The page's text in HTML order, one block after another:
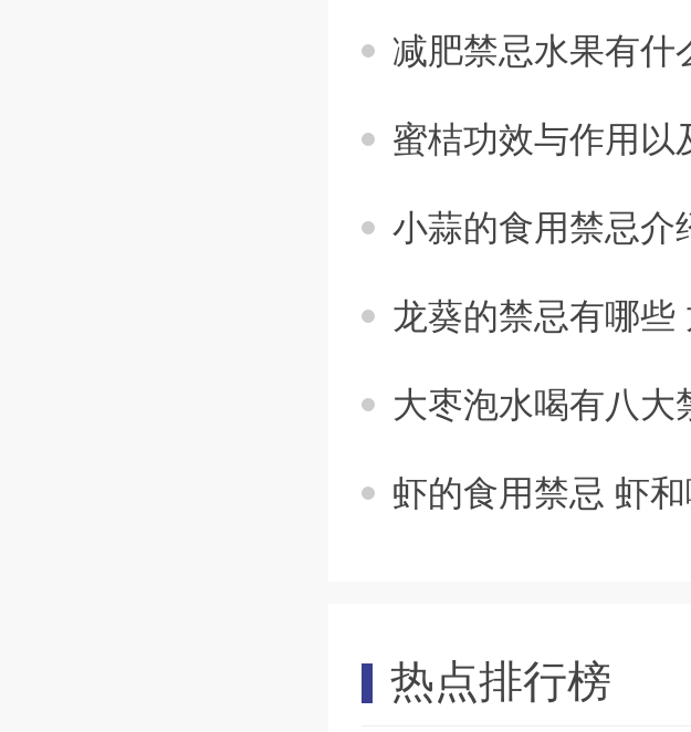
减肥禁忌水果有什
蜜桔功效与作用以及禁
小蒜的食用禁忌介
龙葵的禁忌有哪些
大枣泡水喝有八大禁
虾的食用禁忌 虾
热点排行榜